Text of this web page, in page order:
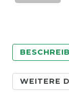
WEITERE